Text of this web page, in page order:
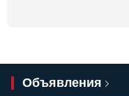
Объявления